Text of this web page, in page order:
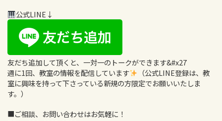
公式LINE↓
友だち追加して頂くと、一対一のトークができます&#x27
週に1回、教室の情報を配信しています
（公式LINE登録は、教
室に興味を持って下さっている新規の方限定でお願いいたしま
す。）
■ご相談、お問い合わせはお気軽に！